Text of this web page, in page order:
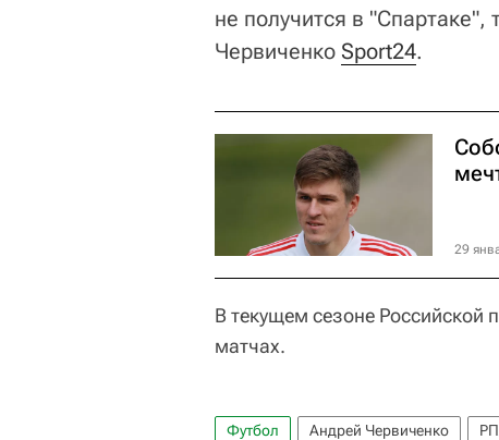
не получится в "Спартаке",
Червиченко Sport24.
29
В текущем сезоне Российской
матчах.
Футбол Андрей Червиченко